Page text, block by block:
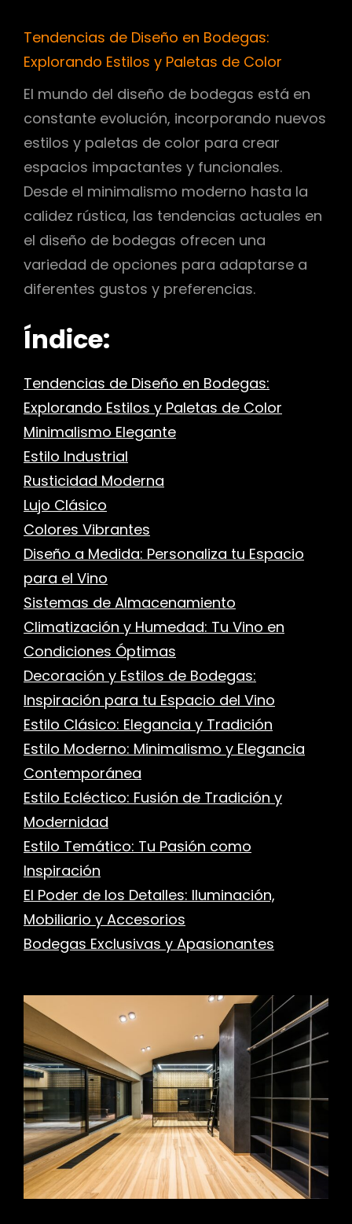
Tendencias de Diseño en Bodegas:
Explorando Estilos y Paletas de Color
El mundo del diseño de bodegas está en
constante evolución, incorporando nuevos
estilos y paletas de color para crear
espacios impactantes y funcionales.
Desde el minimalismo moderno hasta la
calidez rústica, las tendencias actuales en
el diseño de bodegas ofrecen una
variedad de opciones para adaptarse a
diferentes gustos y preferencias.
Índice:
Tendencias de Diseño en Bodegas:
Explorando Estilos y Paletas de Color
Minimalismo Elegante
Estilo Industrial
Rusticidad Moderna
Lujo Clásico
Colores Vibrantes
Diseño a Medida: Personaliza tu Espacio
para el Vino
Sistemas de Almacenamiento
Climatización y Humedad: Tu Vino en
Condiciones Óptimas
Decoración y Estilos de Bodegas:
Inspiración para tu Espacio del Vino
Estilo Clásico: Elegancia y Tradición
Estilo Moderno: Minimalismo y Elegancia
Contemporánea
Estilo Ecléctico: Fusión de Tradición y
Modernidad
Estilo Temático: Tu Pasión como
Inspiración
El Poder de los Detalles: Iluminación,
Mobiliario y Accesorios
Bodegas Exclusivas y Apasionantes